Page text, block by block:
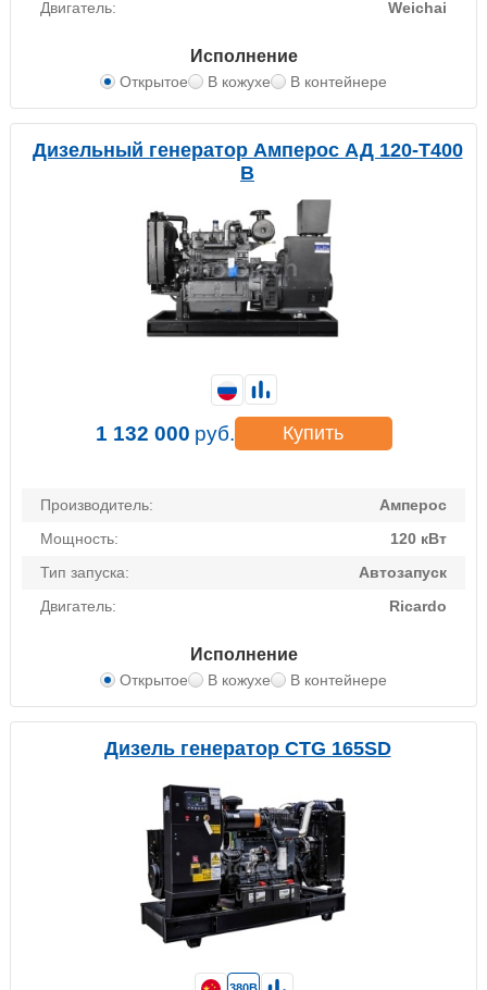
Двигатель:
Weichai
Исполнение
Открытое В кожухе В контейнере
Дизельный генератор Амперос АД 120-Т400
B
Производитель:
Амперос
Мощность:
120 кВт
Тип запуска:
Автозапуск
Двигатель:
Ricardo
Исполнение
Открытое В кожухе В контейнере
1 132 000 руб. Купить
Дизель генератор CTG 165SD